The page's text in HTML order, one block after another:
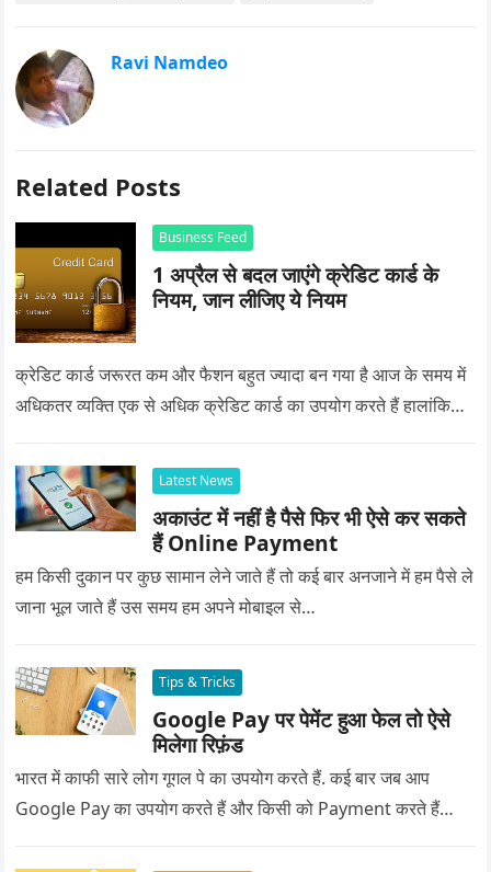
Ravi Namdeo
Related Posts
Business Feed
1 अप्रैल से बदल जाएंगे क्रेडिट कार्ड के
नियम, जान लीजिए ये नियम
क्रेडिट कार्ड जरूरत कम और फैशन बहुत ज्यादा बन गया है आज के समय में
अधिकतर व्यक्ति एक से अधिक क्रेडिट कार्ड का उपयोग करते हैं हालांकि…
Latest News
अकाउंट में नहीं है पैसे फिर भी ऐसे कर सकते
हैं Online Payment
हम किसी दुकान पर कुछ सामान लेने जाते हैं तो कई बार अनजाने में हम पैसे ले
जाना भूल जाते हैं उस समय हम अपने मोबाइल से…
Tips & Tricks
Google Pay पर पेमेंट हुआ फेल तो ऐसे
मिलेगा रिफ़ंड
भारत में काफी सारे लोग गूगल पे का उपयोग करते हैं. कई बार जब आप
Google Pay का उपयोग करते हैं और किसी को Payment करते हैं…